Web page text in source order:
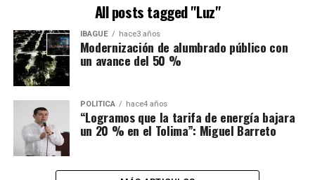
All posts tagged "Luz"
IBAGUÉ hace3 años
Modernización de alumbrado público con
un avance del 50 %
POLÍTICA hace4 años
“Logramos que la tarifa de energía bajara
un 20 % en el Tolima”: Miguel Barreto